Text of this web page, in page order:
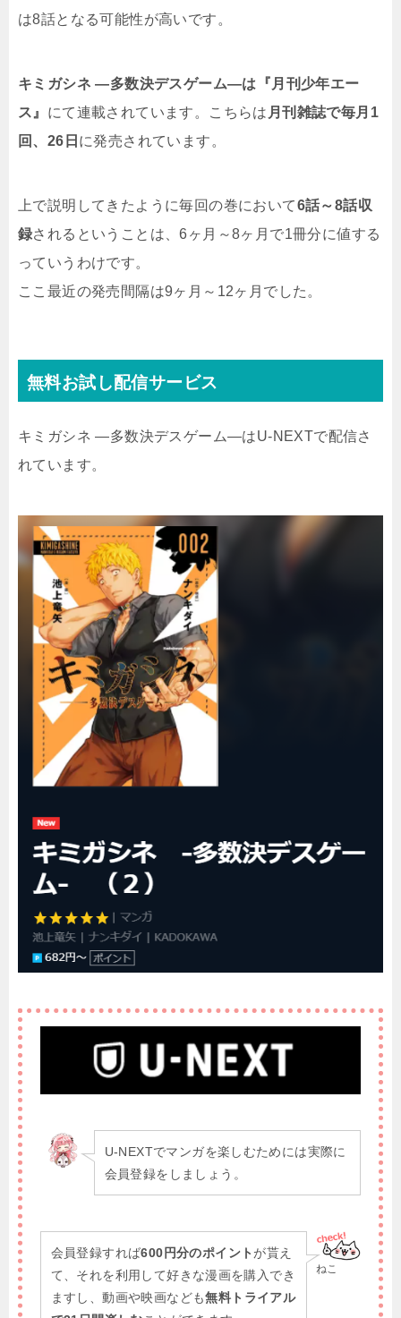
は8話となる可能性が高いです。
キミガシネ ―多数決デスゲーム―は『月刊少年エー
ス』 にて連載されています。こちらは 月刊雑誌で毎月1
回、26日 に発売されています。
上で説明してきたように毎回の巻において6話～8話収
録されるということは、6ヶ月～8ヶ月で1冊分に値する
っていうわけです。
ここ最近の発売間隔は9ヶ月～12ヶ月でした。
無料お試し配信サービス
キミガシネ ―多数決デスゲーム―はU-NEXTで配信さ
れています。
U-NEXTでマンガを楽しむためには実際に
会員登録をしましょう。
ねこ
会員登録すれば600円分のポイント が貰え
て、それを利用して好きな漫画を購入でき
ますし、動画や映画なども無料トライアル